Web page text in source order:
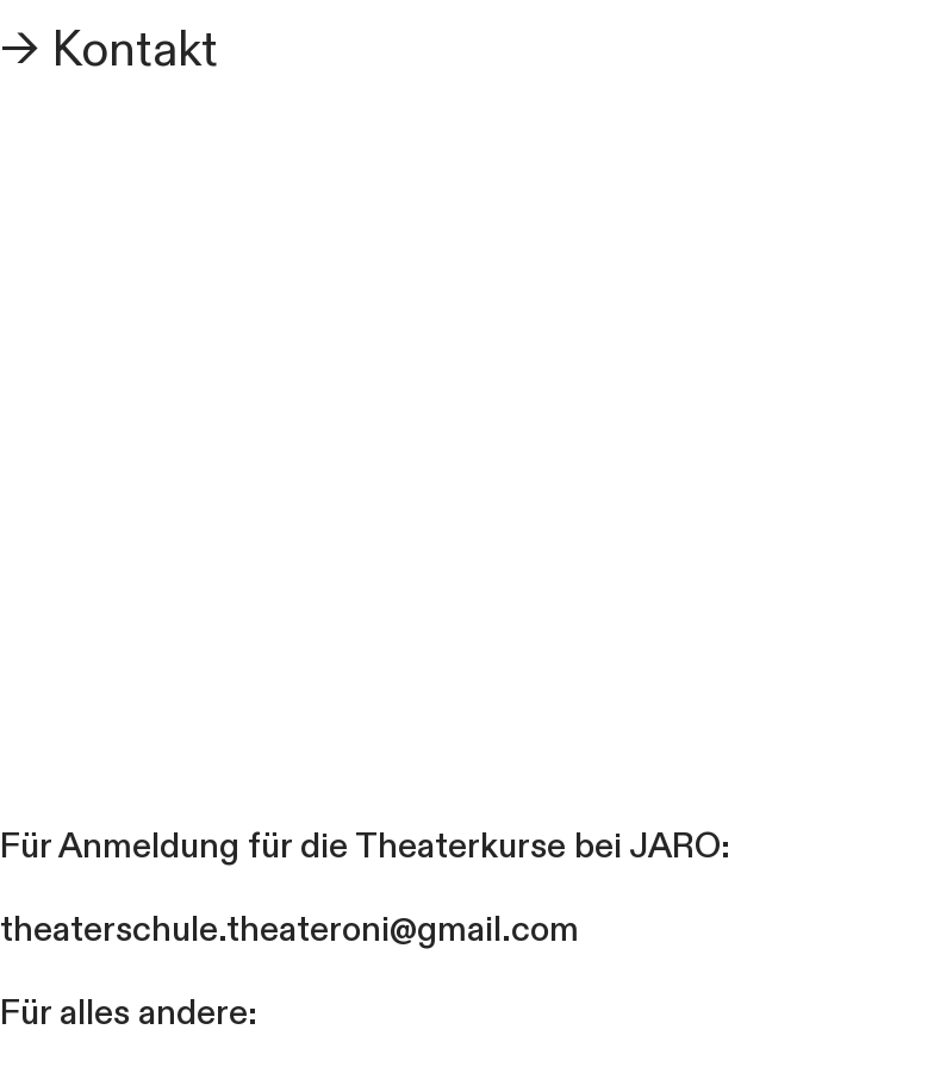
→ Kontakt
Für Anmeldung für die Theaterkurse bei JARO:
theaterschule.theateroni@gmail.com
Für alles andere: